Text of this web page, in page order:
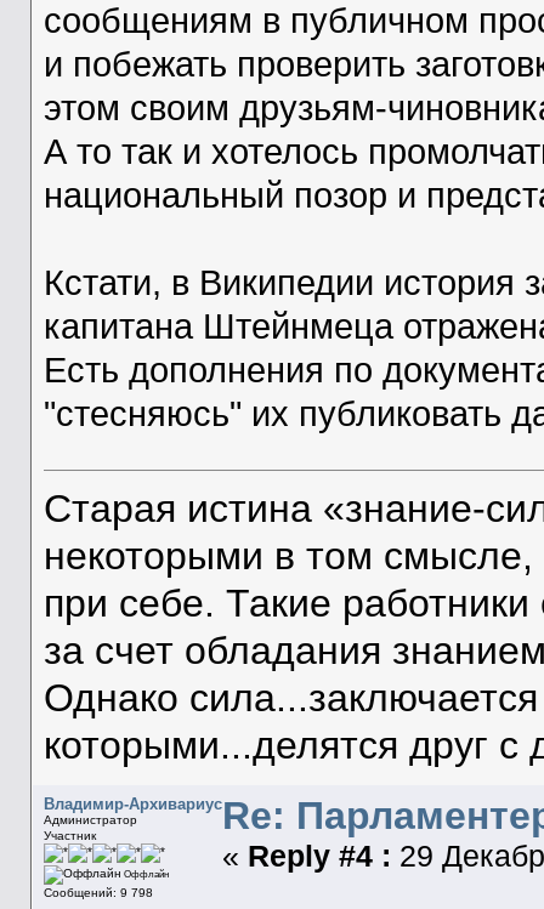
сообщениям в публичном
и побежать проверить
этом своим друзьям-
А то так и хотелось
национальный позор и
Кстати, в Википедии история
капитана Штейнмеца
Есть дополнения по
"стесняюсь" их публиковать
Старая истина «знание-
некоторыми в том смысле,
при себе. Такие
за счет обладания
Однако
которыми...делятся друг с
Владимир-Архивариус
Администратор
Участник
Оффлайн
Сообщений: 9 798
Re:
« Reply #4 : 29